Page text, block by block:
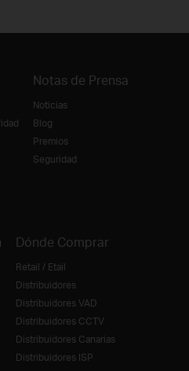
Notas de Prensa
Noticias
Blog
Premios
Seguridad
Dónde Comprar
Retail / Etail
Distribuidores
Distribuidores VAD
Distribuidores CCTV
Distribuidores Canarias
Distribuidores ISP